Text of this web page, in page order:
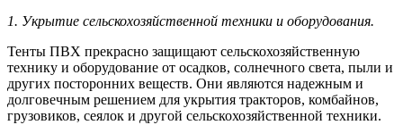
1. Укрытие сельскохозяйственной техники и оборудования.
Тенты ПВХ прекрасно защищают сельскохозяйственную
технику и оборудование от осадков, солнечного света, пыли и
других посторонних веществ. Они являются надежным и
долговечным решением для укрытия тракторов, комбайнов,
грузовиков, сеялок и другой сельскохозяйственной техники.